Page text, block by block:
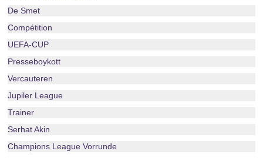
De Smet
Compétition
UEFA-CUP
Presseboykott
Vercauteren
Jupiler League
Trainer
Serhat Akin
Champions League Vorrunde